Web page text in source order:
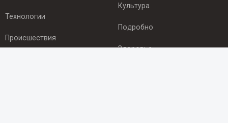
Технологии
Происшествия
Культура
Подробно
Здоровье